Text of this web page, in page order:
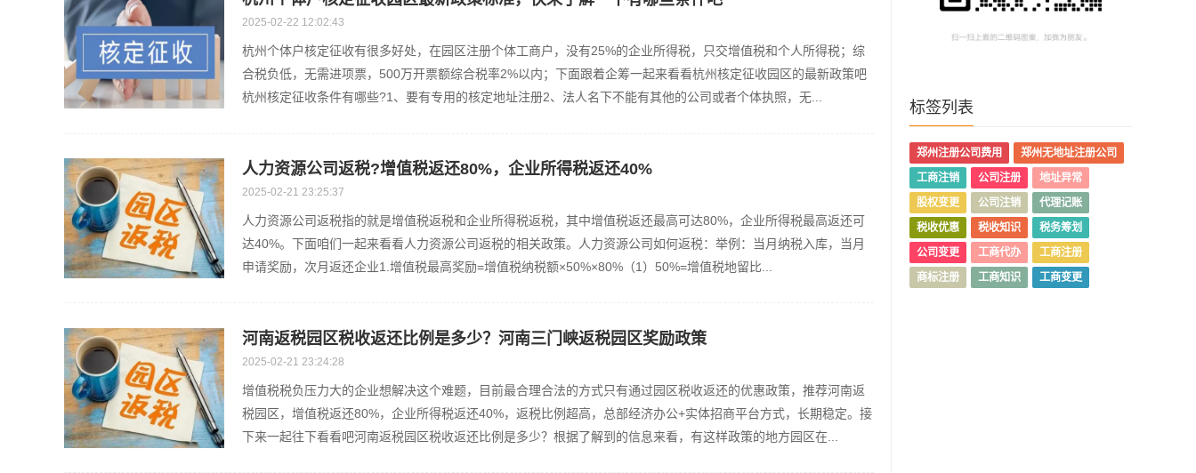
标签列表
郑州注册公司费用
郑州无地址注册公司
工商注销
公司注册
地址异常
股权变更
公司注销
代理记账
税收优惠
税收知识
税务筹划
公司变更
工商代办
工商注册
商标注册
工商知识 工商变更
2025-02-22 12:02:43
杭州个体户核定征收有很多好处，在园区注册个体工商户，没有25%的企业所得税，只交增值税和个人所得税；综
合税负低，无需进项票，500万开票额综合税率2%以内；下面跟着企筹一起来看看杭州核定征收园区的最新政策吧
杭州核定征收条件有哪些?1、要有专用的核定地址注册2、法人名下不能有其他的公司或者个体执照，无...
人力资源公司返税?增值税返还80%，企业所得税返还40%
2025-02-21 23:25:37
人力资源公司返税指的就是增值税返税和企业所得税返税，其中增值税返还最高可达80%，企业所得税最高返还可
达40%。下面咱们一起来看看人力资源公司返税的相关政策。人力资源公司如何返税：举例：当月纳税入库，当月
申请奖励，次月返还企业1.增值税最高奖励=增值税纳税额×50%×80%（1）50%=增值税地留比...
河南返税园区税收返还比例是多少？河南三门峡返税园区奖励政策
2025-02-21 23:24:28
增值税税负压力大的企业想解决这个难题，目前最合理合法的方式只有通过园区税收返还的优惠政策，推荐河南返
税园区，增值税返还80%，企业所得税返还40%，返税比例超高，总部经济办公+实体招商平台方式，长期稳定。接
下来一起往下看看吧河南返税园区税收返还比例是多少？根据了解到的信息来看，有这样政策的地方园区在...